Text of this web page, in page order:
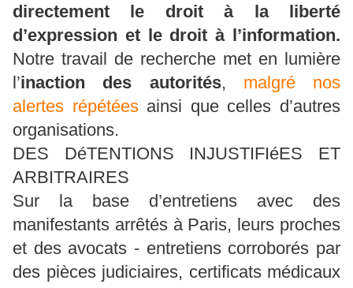
directement le droit à la liberté
d’expression et le droit à l’information.
Notre travail de recherche met en lumière
l’inaction des autorités, malgré nos
alertes répétéesainsi que celles d’autres
organisations.
DES DéTENTIONS INJUSTIFIéES ET
ARBITRAIRES
Sur la base d’entretiens avec des
manifestants arrêtés à Paris, leurs proches
et des avocats - entretiens corroborés par
des pièces judiciaires, certificats médicaux